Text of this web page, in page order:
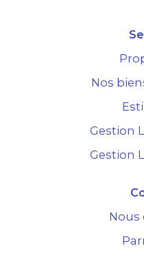
Nos
Gestion
Gestion
Nous